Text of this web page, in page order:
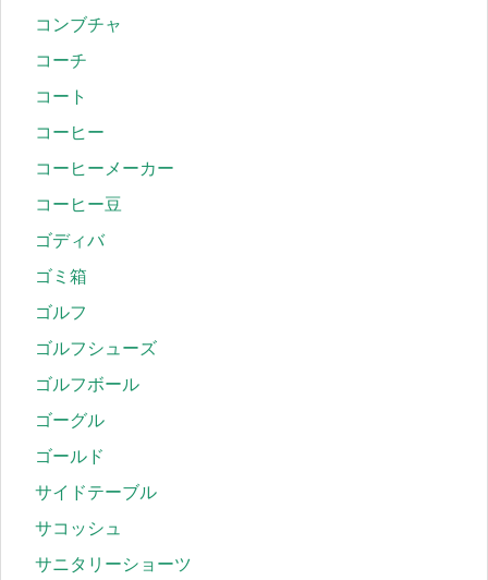
コンブチャ
コーチ
コート
コーヒー
コーヒーメーカー
コーヒー豆
ゴディバ
ゴミ箱
ゴルフ
ゴルフシューズ
ゴルフボール
ゴーグル
ゴールド
サイドテーブル
サコッシュ
サニタリーショーツ